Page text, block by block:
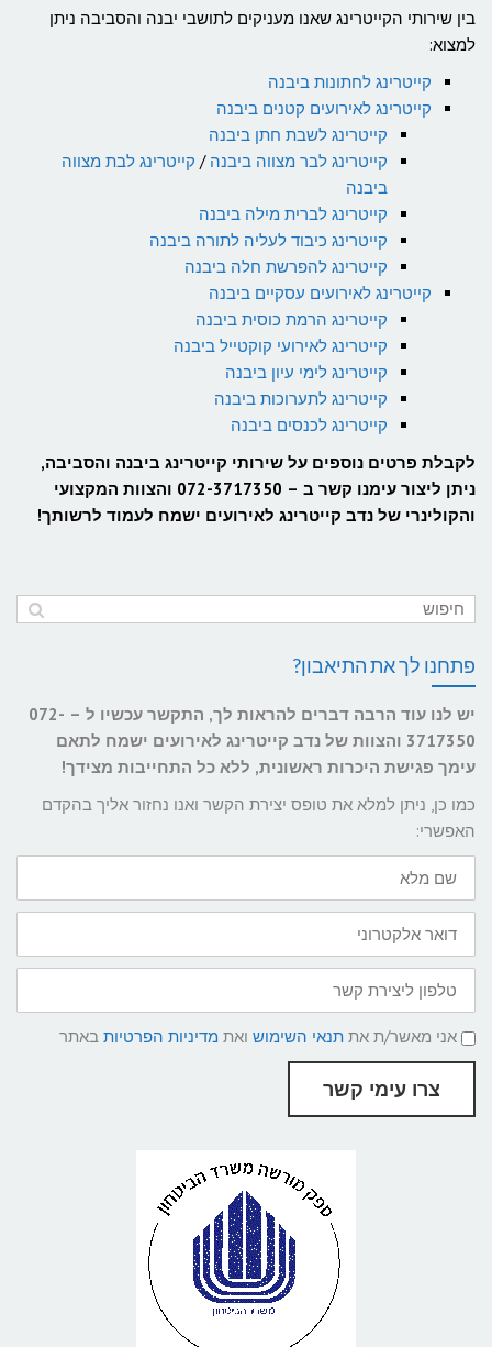
בין שירותי הקייטרינג שאנו מעניקים לתושבי יבנה והסביבה ניתן
למצוא:
קייטרינג לחתונות ביבנה
קייטרינג לאירועים קטנים ביבנה
קייטרינג לשבת חתן ביבנה
קייטרינג לבר מצווה ביבנה / קייטרינג לבת מצווה
ביבנה
קייטרינג לברית מילה ביבנה
קייטרינג כיבוד לעליה לתורה ביבנה
קייטרינג להפרשת חלה ביבנה
קייטרינג לאירועים עסקיים ביבנה
קייטרינג הרמת כוסית ביבנה
קייטרינג לאירועי קוקטייל ביבנה
קייטרינג לימי עיון ביבנה
קייטרינג לתערוכות ביבנה
קייטרינג לכנסים ביבנה
לקבלת פרטים נוספים על שירותי קייטרינג ביבנה והסביבה,
ניתן ליצור עימנו קשר ב – 072-3717350 והצוות המקצועי
והקולינרי של נדב קייטרינג לאירועים ישמח לעמוד לרשותך!
פתחנו לך את התיאבון?
יש לנו עוד הרבה דברים להראות לך, התקשר עכשיו ל – 072-
3717350 והצוות של נדב קייטרינג לאירועים ישמח לתאם
עימך פגישת היכרות ראשונית, ללא כל התחייבות מצידך!
כמו כן, ניתן למלא את טופס יצירת הקשר ואנו נחזור אליך בהקדם
האפשרי:
שם
מלא
דואר
אלקטרוני
טלפון
ליצירת
קשר
תנאי
שימוש
ומדיניות
פרטיות
אני מאשר/ת את תנאי השימוש ואת מדיניות הפרטיות באתר
צרו עימי קשר